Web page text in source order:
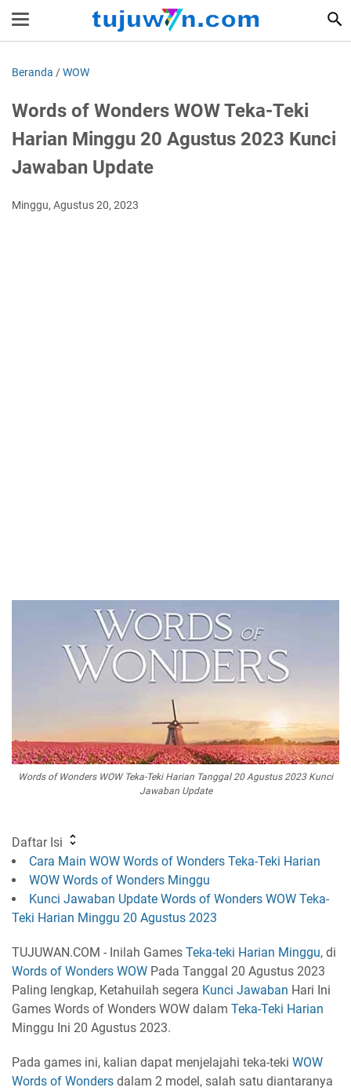
Beranda /WOW
Words of Wonders WOW Teka-Teki
Harian Minggu 20 Agustus 2023 Kunci
Jawaban Update
Minggu, Agustus 20, 2023
Words of Wonders WOW Teka-Teki Harian Tanggal 20 Agustus 2023 Kunci
Jawaban Update
Daftar Isi
Cara Main WOW Words of Wonders Teka-Teki Harian
WOW Words of Wonders Minggu
Kunci Jawaban Update Words of Wonders WOW Teka-
Teki Harian Minggu 20 Agustus 2023
TUJUWAN.COM - Inilah Games Teka-teki Harian Minggu, di
Words of Wonders WOW Pada Tanggal 20 Agustus 2023
Paling lengkap, Ketahuilah segera Kunci Jawaban Hari Ini
Games Words of Wonders WOW dalam Teka-Teki Harian
Minggu Ini 20 Agustus 2023.
Pada games ini, kalian dapat menjelajahi teka-teki WOW
Words of Wonders dalam 2 model, salah satu diantaranya